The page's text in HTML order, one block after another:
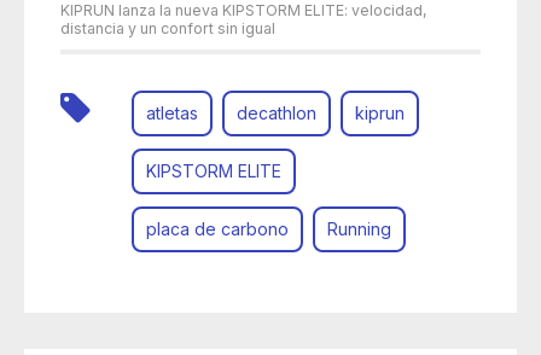
KIPRUN lanza la nueva KIPSTORM ELITE: velocidad,
distancia y un confort sin igual
atletas decathlon kiprun
KIPSTORM ELITE
placa de carbono Running